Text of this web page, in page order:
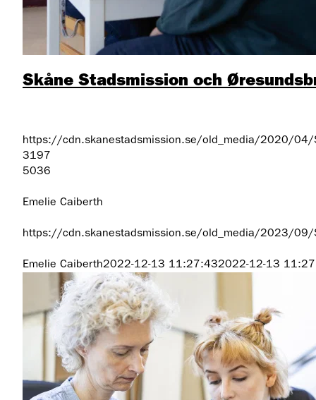
Skåne Stadsmission och
https://cdn.skanestadsmission.se/old_media/2020/04/
3197
5036
Emelie Caiberth
https://cdn.skanestadsmission.se/old_media/2023/09/
Emelie Caiberth2022-12-13 11:27:432022-12-13